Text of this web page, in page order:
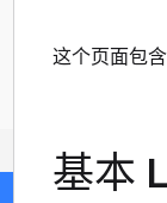
这个页面包
基本